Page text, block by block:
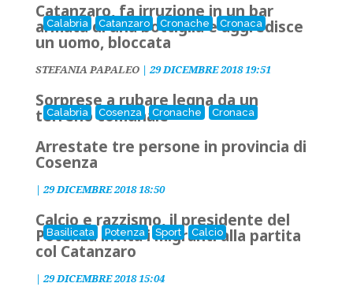
Calabria Catanzaro Cronache Cronaca
Catanzaro, fa irruzione in un bar
armata di una bottiglia e aggredisce
un uomo, bloccata
STEFANIA PAPALEO| 29 DICEMBRE 2018 19:51
Calabria Cosenza Cronache Cronaca
Sorprese a rubare legna da un
terreno comunale
Arrestate tre persone in provincia di
Cosenza
| 29 DICEMBRE 2018 18:50
Basilicata Potenza Sport Calcio
Calcio e razzismo, il presidente del
Potenza invita i migranti alla partita
col Catanzaro
| 29 DICEMBRE 2018 15:04